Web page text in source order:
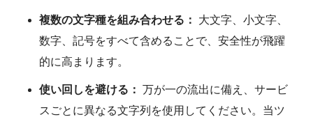
複数の文字種を組み合わせる：
大文字、小文字、
数字、記号をすべて含めることで、安全性が飛躍
的に高まります。
使い回しを避ける： 万が一の流出に備え、サービ
スごとに異なる文字列を使用してください。当ツ